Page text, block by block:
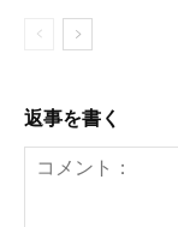
返事を書く